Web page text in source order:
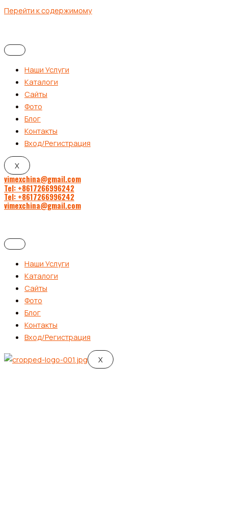
Перейти к содержимому
Наши Услуги
Каталоги
Сайты
Фото
Блог
Контакты
Вход/Регистрация
X
vimexchina@gmail.com
Tel: +8617266996242
Tel: +8617266996242
vimexchina@gmail.com
Наши Услуги
Каталоги
Сайты
Фото
Блог
Контакты
Вход/Регистрация
X